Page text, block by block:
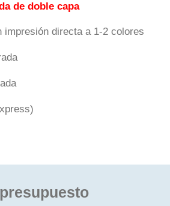
de doble capa
impresión directa a 1-2 colores